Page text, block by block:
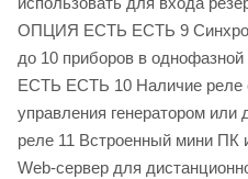
ОПЦИЯ ЕСТЬ ЕСТЬ 9
до 10 приборов в
ЕСТЬ ЕСТЬ 10 Наличие реле
управления генератором или
реле 11 Встроенный мини ПК
Web-сервер для